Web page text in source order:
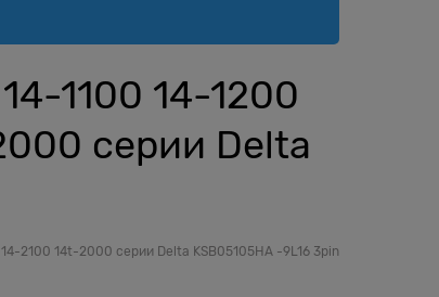
1100 14-1200
серии Delta
2100 14t-2000 серии Delta KSB05105HA -9L16 3pin